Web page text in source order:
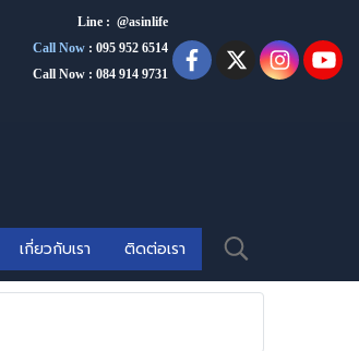
Line : @asinlife
Call Now : 095 952 6514
Call Now : 084 914 9731
เกี่ยวกับเรา ติดต่อเรา